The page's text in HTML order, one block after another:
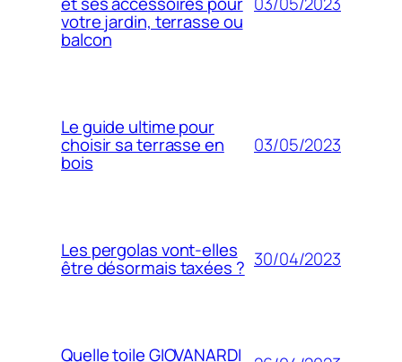
votre jardin, terrasse ou
balcon
Le guide ultime pour
choisir sa terrasse en
bois
03/05/2023
Les pergolas vont-elles
être désormais taxées ? 30/04/2023
Quelle toile GIOVANARDI